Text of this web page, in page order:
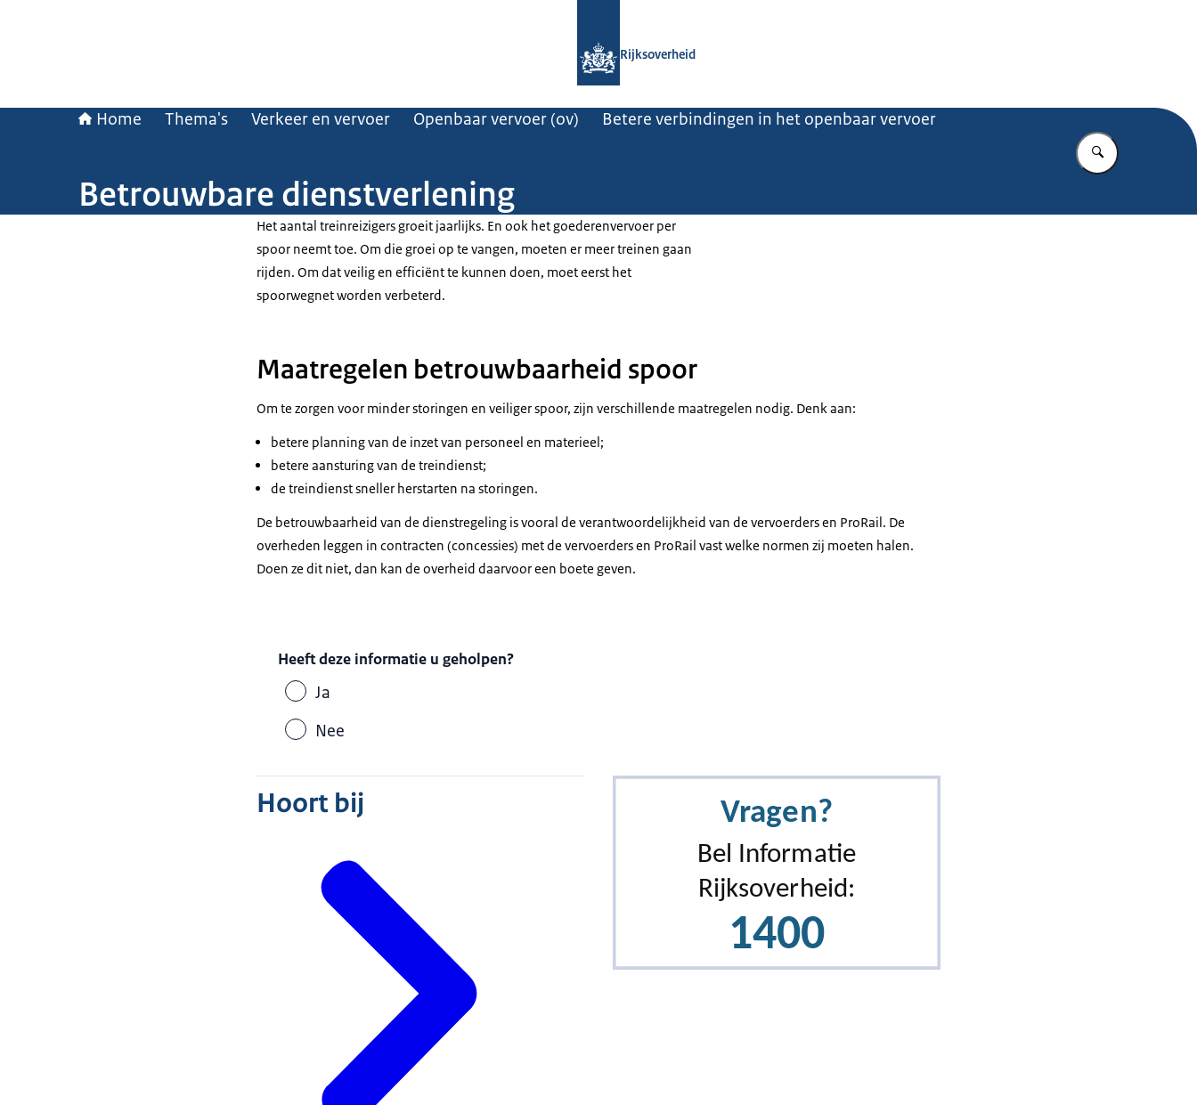
Rijksoverheid
Home Thema's Verkeer en vervoer Openbaar vervoer (ov) Betere verbindingen in het openbaar vervoer
Vul in wat u
Betrouwbare dienstverlening
Het aantal treinreizigers groeit jaarlijks. En ook het goederenvervoer per
spoor neemt toe. Om die groei op te vangen, moeten er meer treinen gaan
rijden. Om dat veilig en efficiënt te kunnen doen, moet eerst het
spoorwegnet worden verbeterd.
Maatregelen betrouwbaarheid spoor
Om te zorgen voor minder storingen en veiliger spoor, zijn verschillende maatregelen nodig. Denk aan:
betere planning van de inzet van personeel en materieel;
betere aansturing van de treindienst;
de treindienst sneller herstarten na storingen.
De betrouwbaarheid van de dienstregeling is vooral de verantwoordelijkheid van de vervoerders en ProRail. De
overheden leggen in contracten (concessies) met de vervoerders en ProRail vast welke normen zij moeten halen.
Doen ze dit niet, dan kan de overheid daarvoor een boete geven.
Heeft deze informatie u geholpen?
Ja
Nee
Hoort bij